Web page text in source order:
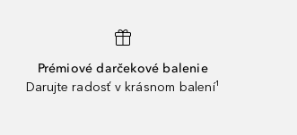
Prémiové darčekové balenie
Darujte radosť v krásnom balení¹